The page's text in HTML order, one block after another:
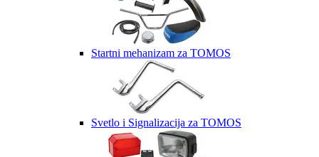
Startni mehanizam za TOMOS
Svetlo i Signalizacija za TOMOS